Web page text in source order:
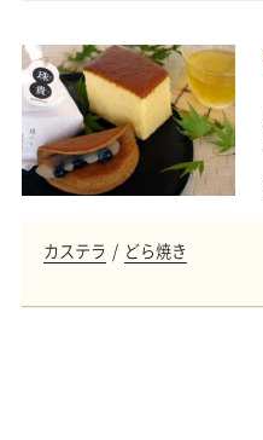
カステラ どら焼き